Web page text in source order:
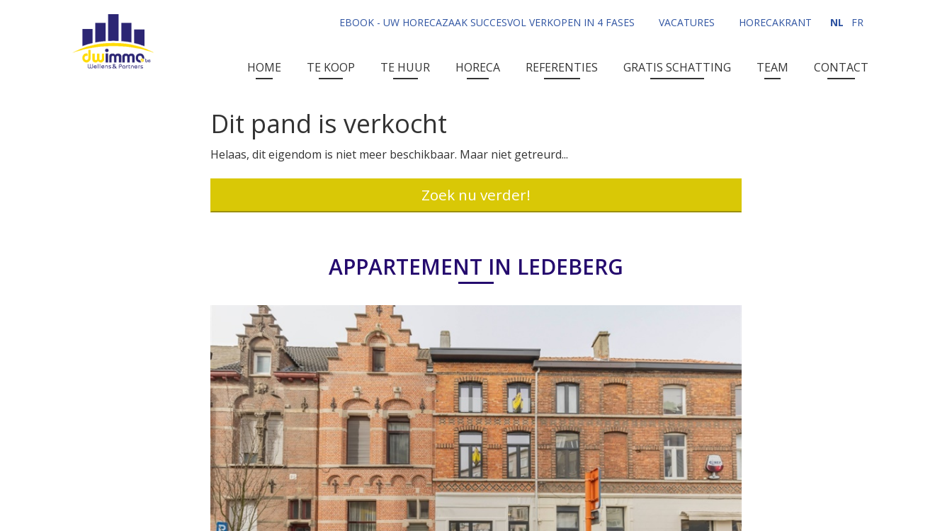
EBOOK - UW HORECAZAAK SUCCESVOL VERKOPEN IN 4 FASES VACATURES HORECAKRANT NL FR
HOME TE KOOP TE HUUR HORECA REFERENTIES GRATIS SCHATTING TEAM CONTACT
Dit pand is verkocht
Helaas, dit eigendom is niet meer beschikbaar. Maar niet getreurd...
Zoek nu verder!
APPARTEMENT IN LEDEBERG